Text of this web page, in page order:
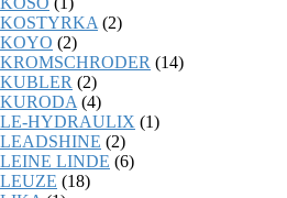
KOSTYRKA (2)
KOYO (2)
KROMSCHRODER (14)
KUBLER (2)
KURODA (4)
LE-HYDRAULIX (1)
LEADSHINE (2)
LEINE LINDE (6)
LEUZE (18)